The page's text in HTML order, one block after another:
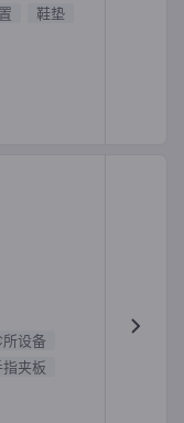
鞋垫
所设备
指夹板